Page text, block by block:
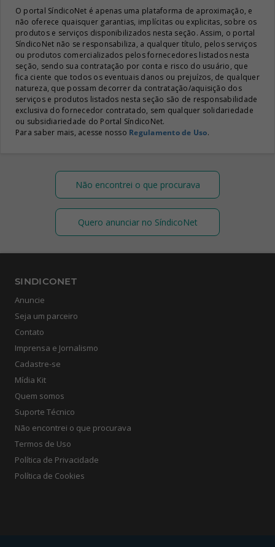
O portal SíndicoNet é apenas uma plataforma de aproximação, e
não oferece quaisquer garantias, implícitas ou explicitas, sobre os
produtos e serviços disponibilizados nesta seção. Assim, o portal
SíndicoNet não se responsabiliza, a qualquer título, pelos serviços
ou produtos comercializados pelos fornecedores listados nesta
seção, sendo sua contratação por conta e risco do usuário, que
fica ciente que todos os eventuais danos ou prejuízos, de qualquer
natureza, que possam decorrer da contratação/aquisição dos
serviços e produtos listados nesta seção são de responsabilidade
exclusiva do fornecedor contratado, sem qualquer solidariedade
ou subsidiariedade do Portal SíndicoNet.
Para saber mais, acesse nosso Regulamento de Uso.
Não encontrei o que procurava
Quero anunciar no SíndicoNet
SINDICONET
Anuncie
Seja um parceiro
Contato
Imprensa e Jornalismo
Cadastre-se
Mídia Kit
Quem somos
Suporte Técnico
Não encontrei o que procurava
Termos de Uso
Política de Privacidade
Política de Cookies